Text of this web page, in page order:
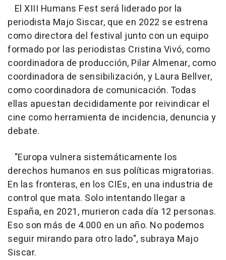
El XIII Humans Fest será liderado por la
periodista Majo Siscar, que en 2022 se estrena
como directora del festival junto con un equipo
formado por las periodistas Cristina Vivó, como
coordinadora de producción, Pilar Almenar, como
coordinadora de sensibilización, y Laura Bellver,
como coordinadora de comunicación. Todas
ellas apuestan decididamente por reivindicar el
cine como herramienta de incidencia, denuncia y
debate.
"Europa vulnera sistemáticamente los
derechos humanos en sus políticas migratorias.
En las fronteras, en los CIEs, en una industria de
control que mata. Solo intentando llegar a
España, en 2021, murieron cada día 12 personas.
Eso son más de 4.000 en un año. No podemos
seguir mirando para otro lado", subraya Majo
Siscar.